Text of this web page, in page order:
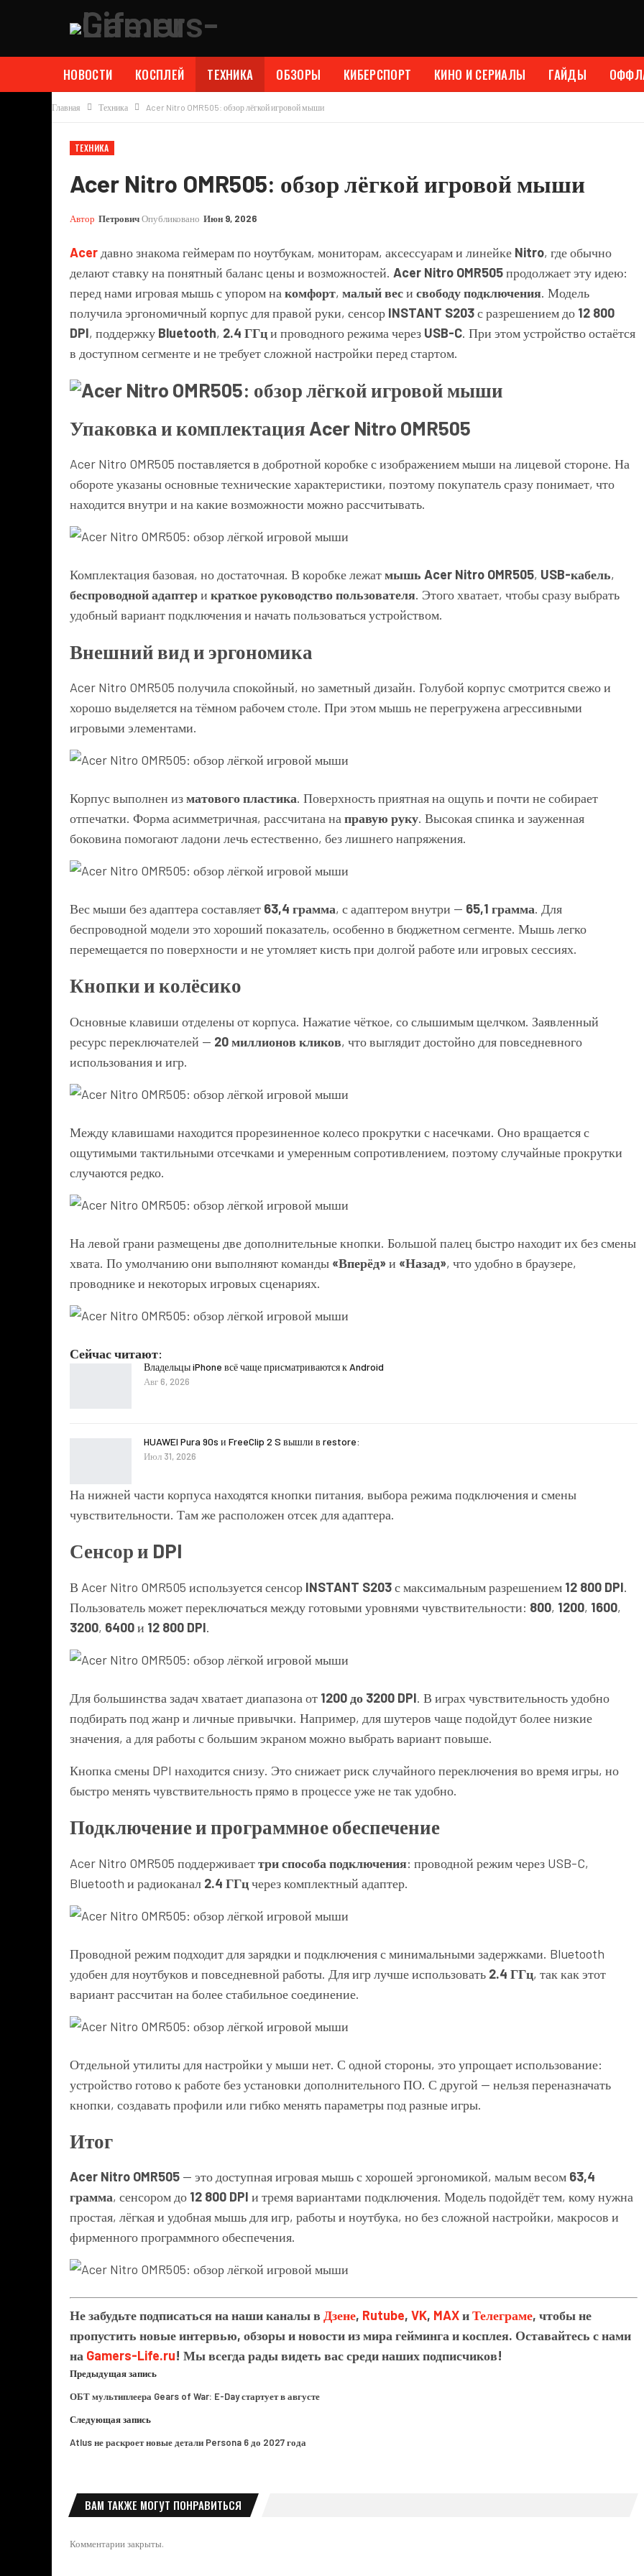
НОВОСТИ КОСПЛЕЙ ТЕХНИКА ОБЗОРЫ КИБЕРСПОРТ КИНО И СЕРИАЛЫ ГАЙДЫ
Главная Техника Acer Nitro OMR505: обзор лёгкой игровой мыши
ТЕХНИКА
Acer Nitro OMR505: обзор лёгкой игровой мыши
Автор ПетровичОпубликовано Июн 9, 2026
Acer давно знакома геймерам по ноутбукам, мониторам, аксессуарам и линейке Nitro, где обычно
делают ставку на понятный баланс цены и возможностей. Acer Nitro OMR505продолжает эту идею:
перед нами игровая мышь с упором на комфорт, малый веси свободу подключения. Модель
получила эргономичный корпус для правой руки, сенсор INSTANT S203с разрешением до 12 800
DPI, поддержку Bluetooth, 2.4 ГГци проводного режима через USB-C. При этом устройство остаётся
в доступном сегменте и не требует сложной настройки перед стартом.
Упаковка и комплектация Acer Nitro OMR505
Acer Nitro OMR505 поставляется в добротной коробке с изображением мыши на лицевой стороне. На
обороте указаны основные технические характеристики, поэтому покупатель сразу понимает, что
находится внутри и на какие возможности можно рассчитывать.
Комплектация базовая, но достаточная. В коробке лежатмышь Acer Nitro OMR505, USB-кабель,
беспроводной адаптери краткое руководство пользователя. Этого хватает, чтобы сразу выбрать
удобный вариант подключения и начать пользоваться устройством.
Внешний вид и эргономика
Acer Nitro OMR505 получила спокойный, но заметный дизайн. Голубой корпус смотрится свежо и
хорошо выделяется на тёмном рабочем столе. При этом мышь не перегружена агрессивными
игровыми элементами.
Корпус выполнен изматового пластика. Поверхность приятная на ощупь и почти не собирает
отпечатки. Форма асимметричная, рассчитана на правую руку. Высокая спинка и зауженная
боковина помогают ладони лечь естественно, без лишнего напряжения.
Вес мыши без адаптера составляет 63,4 грамма, с адаптером внутри — 65,1 грамма. Для
беспроводной модели это хороший показатель, особенно в бюджетном сегменте. Мышь легко
перемещается по поверхности и не утомляет кисть при долгой работе или игровых сессиях.
Кнопки и колёсико
Основные клавиши отделены от корпуса. Нажатие чёткое, со слышимым щелчком. Заявленный
ресурс переключателей — 20 миллионов кликов, что выглядит достойно для повседневного
использования и игр.
Между клавишами находится прорезиненное колесо прокрутки с насечками. Оно вращается с
ощутимыми тактильными отсечками и умеренным сопротивлением, поэтому случайные прокрутки
случаются редко.
На левой грани размещены две дополнительные кнопки. Большой палец быстро находит их без смены
хвата. По умолчанию они выполняют команды «Вперёд»и «Назад», что удобно в браузере,
проводнике и некоторых игровых сценариях.
Сейчас читают:
Владельцы iPhone всё чаще присматриваются к Android
Авг 6, 2026
HUAWEI Pura 90s и FreeClip 2 S вышли в restore:
Июл 31, 2026
На нижней части корпуса находятся кнопки питания, выбора режима подключения и смены
чувствительности. Там же расположен отсек для адаптера.
Сенсор и DPI
В Acer Nitro OMR505 используется сенсор INSTANT S203с максимальным разрешением 12 800 DPI.
Пользователь может переключаться между готовыми уровнями чувствительности: 800, 1200, 1600,
3200, 6400и 12 800 DPI.
Для большинства задач хватает диапазона от 1200 до 3200 DPI. В играх чувствительность удобно
подбирать под жанр и личные привычки. Например, для шутеров чаще подойдут более низкие
значения, а для работы с большим экраном можно выбрать вариант повыше.
Кнопка смены DPI находится снизу. Это снижает риск случайного переключения во время игры, но
быстро менять чувствительность прямо в процессе уже не так удобно.
Подключение и программное обеспечение
Acer Nitro OMR505 поддерживаеттри способа подключения: проводной режим через USB-C,
Bluetooth и радиоканал 2.4 ГГцчерез комплектный адаптер.
Проводной режим подходит для зарядки и подключения с минимальными задержками. Bluetooth
удобен для ноутбуков и повседневной работы. Для игр лучше использовать 2.4 ГГц, так как этот
вариант рассчитан на более стабильное соединение.
Отдельной утилиты для настройки у мыши нет. С одной стороны, это упрощает использование:
устройство готово к работе без установки дополнительного ПО. С другой — нельзя переназначать
кнопки, создавать профили или гибко менять параметры под разные игры.
Итог
Acer Nitro OMR505 — это доступная игровая мышь с хорошей эргономикой, малым весом 63,4
грамма, сенсором до 12 800 DPI и тремя вариантами подключения. Модель подойдёт тем, кому нужна
простая, лёгкая и удобная мышь для игр, работы и ноутбука, но без сложной настройки, макросов и
фирменного программного обеспечения.
Не забудьте подписаться на наши каналы в Дзене, Rutube, VK, MAXиТелеграме, чтобы не
пропустить новые интервью, обзоры и новости из мира гейминга и косплея. Оставайтесь с нами
на Gamers-Life.ru! Мы всегда рады видеть вас среди наших подписчиков!
Предыдущая запись
ОБТ мультиплеера Gears of War: E-Day стартует в августе
Следующая запись
Atlus не раскроет новые детали Persona 6 до 2027 года
ВАМ ТАКЖЕ МОГУТ ПОНРАВИТЬСЯ
Комментарии закрыты.